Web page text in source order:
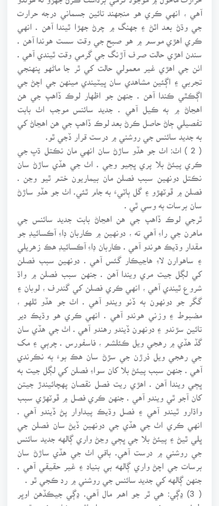
آهي ، انهي ڪري هو منجهند تائين جسماني درجه حرارت
جي وڌڻ بعد اٿڻ ۽ جهنگ ۾ چرڻ جهڙا ٿيندا آهن . انهي
ڪري اهڙي موسم ۾ هو صبح جي وقت سست هوندا آهن .
سندن اهڙي حالت صرف آڙنگ جي گرمي وقت ٿيندي آهي .
اٺن جي اهڙي غير معمولي حالت کي ٿر جا ماڻهو پنهنجي
تجربي ۽ اڳئين مشاهدي سان ڀيٽيندي مينهن جي اچڻ جي
اڳڪٿي ڪندا آهن . جنهن جو اظهار لوڪ ڏاهپ جي هن
اهڃاڻ ۾ به ڪيل آهي . جديد سائنس موجب اٺ بابت
تفصيلي ڄاڻ حاصل ڪرڻ بعد لوڪ ڏاهپ جي هن اهڃاڻ کي
به جديد سائنس جي روشني ۾ درست قرار ڏجي ٿو.
( 2 ) اٺ: اٺ جو هڏو ساڙڻ سان انهي مان نڪتل ڌپ جي
ڪري پيئڻ بلا پري ڀڄيو وڃي . اٺ جي هڏي ساڙڻ سان
نڪتل دونهين سبب فصلن مان بيماريون ختم ٿيو وڃن .
فصلن ۾ ڦوٽهڙو ۽ گل ٻاٽيءَ به جام ٿئي. اٺ جو هڏو ساڙڻ
سان برسات به وسي ٿي .
ٿرجي لوڪ ڏاهپ جي هن اهڃاڻ بابت جديد سائنس جي
ماهرن جي راءِ آهي ته ، دونهين ۾ ڪاربان ڊاءِ آڪسائيڊ جو
مقدار وڌيڪ هوندو آهي . ڪاربان ڊاءِ آڪسائيڊ هڪ زهريلي
۽ ساهوارن لاءِ هاڃيڪار گئس آهي . دونهين سبب فصلن
کي لڳل جيت مري ويندا آهن . جنهن سبب فصلن ۾ واڌ
شروع ٿيندي آهي ، انهي ڪري فصلن کي گندرف ، لوبان ۽
گگر جو دونهون به ڏنو ويندو آهي . اٺ جو هڏو ٿلهو ،
مضبوط ۽ وزني هوندو آهي . انهي ڪري هو وڌيڪ دير
تائين سڙندو ۽ دونهون ڏيندو رهندو آهي . اٺ جي هڏي سان
گڏ هڏي ۾ رهجي ويل ڪئلشم ، فاسفورس . چرٻي ۽ مک
جي رهجي ويل ذرڙن جي سڙڻ سان هڪ بوءَ به نڪرندي
آهي . جنهن سبب پيئڻ بلا کان سواءِ فصلن کي لڳل جيت به
ڀڄي ويندا آهن . اهڙي ريت فصل نقصان پهچائيندڙ جيتن
کان آجو ٿي ويندو آهي . جنهن ڪري فصل ۾ ڦوٽهڙي سبب
واڌارو ٿيندو آهي ۽ فصل وڌيڪ پيداوار پڻ ڏيندو آهي .
انهي ڪري اٺ جي هڏي جي دونهين ڏيڻ سان فصلن جي
ڀلي ٿيڻ ۽ پيئڻ بلا جي ڀڄي وڃڻ واري ڳالهه جديد سائنس
جي روشني ۾ درست آهي. باقي اٺ جي هڏي ساڙڻ سان
برسات جي اچڻ واري ڳالهه بي بنياد ۽ غير حقيقي آهي .
جنهن ڳالهه کي جديد سائنس جي روشني ۾ رد ڪجي ٿو .
( 3) ڍڳي: هي ٿر جو اهم مال آهي. ڍڳي جيڪڏهن اوڀر
طرف منهن ڪري ويهي ، وري جلد اٿي پيشاب ڪري ٿورو